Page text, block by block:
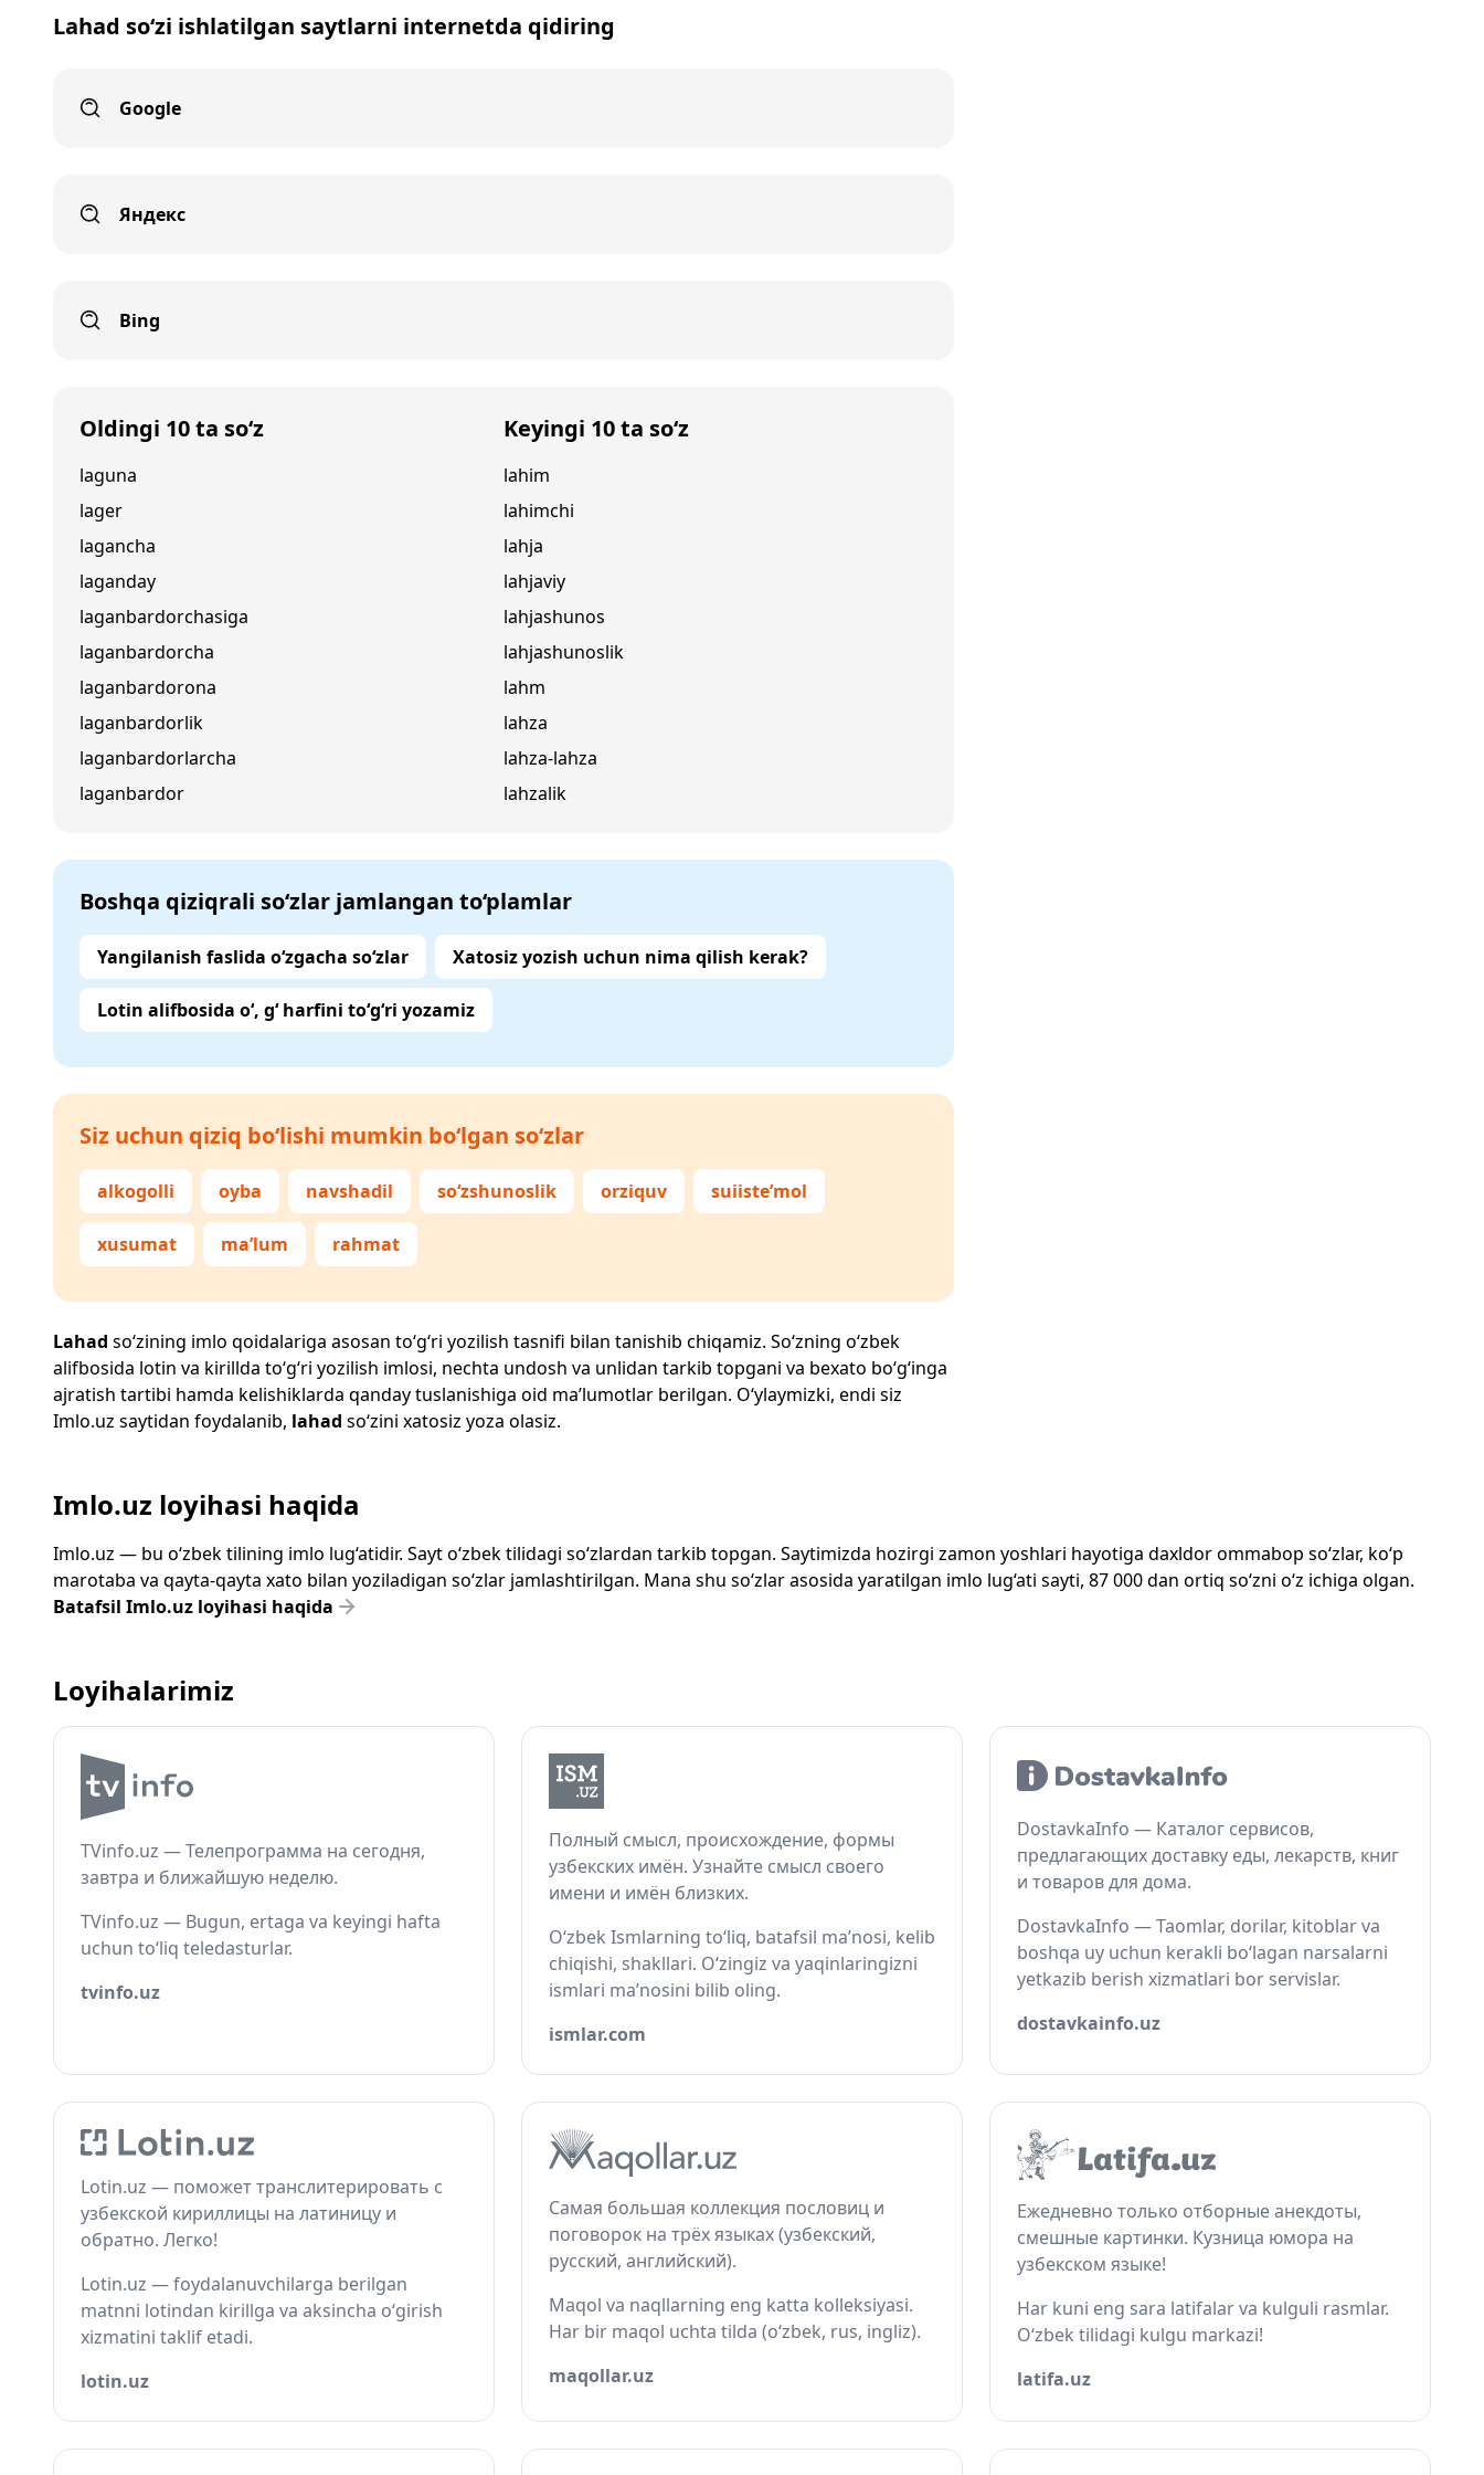
Lahad so‘zi ishlatilgan saytlarni internetda qidiring
Google
Яндекс
Bing
Oldingi 10 ta so‘z
laguna
lager
lagancha
laganday
laganbardorchasiga
laganbardorcha
laganbardorona
laganbardorlik
laganbardorlarcha
laganbardor
Keyingi 10 ta so‘z
lahim
lahimchi
lahja
lahjaviy
lahjashunos
lahjashunoslik
lahm
lahza
lahza-lahza
lahzalik
Boshqa qiziqrali so‘zlar jamlangan to‘plamlar
Yangilanish faslida o‘zgacha so‘zlar Xatosiz yozish uchun nima qilish kerak?
Lotin alifbosida o‘, g‘ harfini to‘g‘ri yozamiz
Siz uchun qiziq bo‘lishi mumkin bo‘lgan so‘zlar
alkogolli oyba navshadil so‘zshunoslik orziquv suiiste’mol
xusumat ma’lum rahmat
Lahad so‘zining imlo qoidalariga asosan to‘g‘ri yozilish tasnifi bilan tanishib chiqamiz. So‘zning o‘zbek
alifbosida lotin va kirillda to‘g‘ri yozilish imlosi, nechta undosh va unlidan tarkib topgani va bexato bo‘g‘inga
ajratish tartibi hamda kelishiklarda qanday tuslanishiga oid ma’lumotlar berilgan. O‘ylaymizki, endi siz
Imlo.uz saytidan foydalanib, lahad so‘zini xatosiz yoza olasiz.
Imlo.uz loyihasi haqida
Imlo.uz — bu o‘zbek tilining imlo lug‘atidir. Sayt o‘zbek tilidagi so‘zlardan tarkib topgan. Saytimizda hozirgi zamon yoshlari hayotiga daxldor ommabop so‘zlar, ko‘p
marotaba va qayta-qayta xato bilan yoziladigan so‘zlar jamlashtirilgan. Mana shu so‘zlar asosida yaratilgan imlo lug‘ati sayti, 87 000 dan ortiq so‘zni o‘z ichiga olgan.
Batafsil Imlo.uz loyihasi haqida
Loyihalarimiz
TVinfo.uz — Телепрограмма на сегодня,
завтра и ближайшую неделю.
TVinfo.uz — Bugun, ertaga va keyingi hafta
uchun to‘liq teledasturlar.
tvinfo.uz
Полный смысл, происхождение, формы
узбекских имён. Узнайте смысл своего
имени и имён близких.
O‘zbek Ismlarning to‘liq, batafsil ma’nosi, kelib
chiqishi, shakllari. O‘zingiz va yaqinlaringizni
ismlari ma’nosini bilib oling.
ismlar.com
DostavkaInfo — Каталог сервисов,
предлагающих доставку еды, лекарств, книг
и товаров для дома.
DostavkaInfo — Taomlar, dorilar, kitoblar va
boshqa uy uchun kerakli bo‘lagan narsalarni
yetkazib berish xizmatlari bor servislar.
dostavkainfo.uz
Lotin.uz — поможет транслитерировать с
узбекской кириллицы на латиницу и
обратно. Легко!
Lotin.uz — foydalanuvchilarga berilgan
matnni lotindan kirillga va aksincha o‘girish
xizmatini taklif etadi.
lotin.uz
Самая большая коллекция пословиц и
поговорок на трёх языках (узбекский,
русский, английский).
Maqol va naqllarning eng katta kolleksiyasi.
Har bir maqol uchta tilda (o‘zbek, rus, ingliz).
maqollar.uz
Ежедневно только отборные анекдоты,
смешные картинки. Кузница юмора на
узбекском языке!
Har kuni eng sara latifalar va kulguli rasmlar.
O‘zbek tilidagi kulgu markazi!
latifa.uz